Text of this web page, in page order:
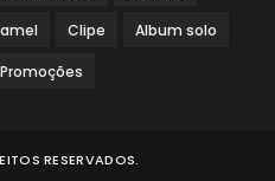
Clipe Album solo
Promoções
RESERVADOS.